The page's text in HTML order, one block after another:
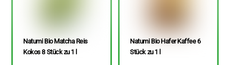
Natumi Bio Matcha Reis
Kokos 8 Stück zu 1 l
Natumi Bio Hafer Kaffee 6
Stück zu 1 l